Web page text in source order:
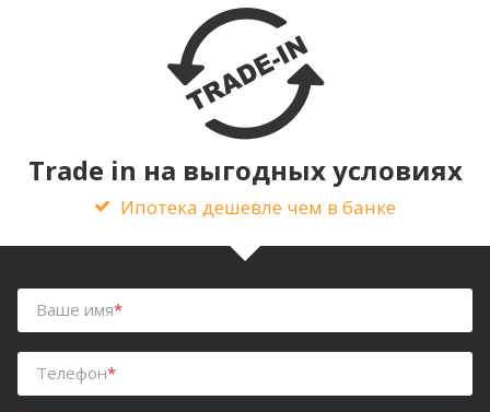
Trade in на выгодных условиях
Ипотека дешевле чем в банке
Ваше имя*
Телефон*